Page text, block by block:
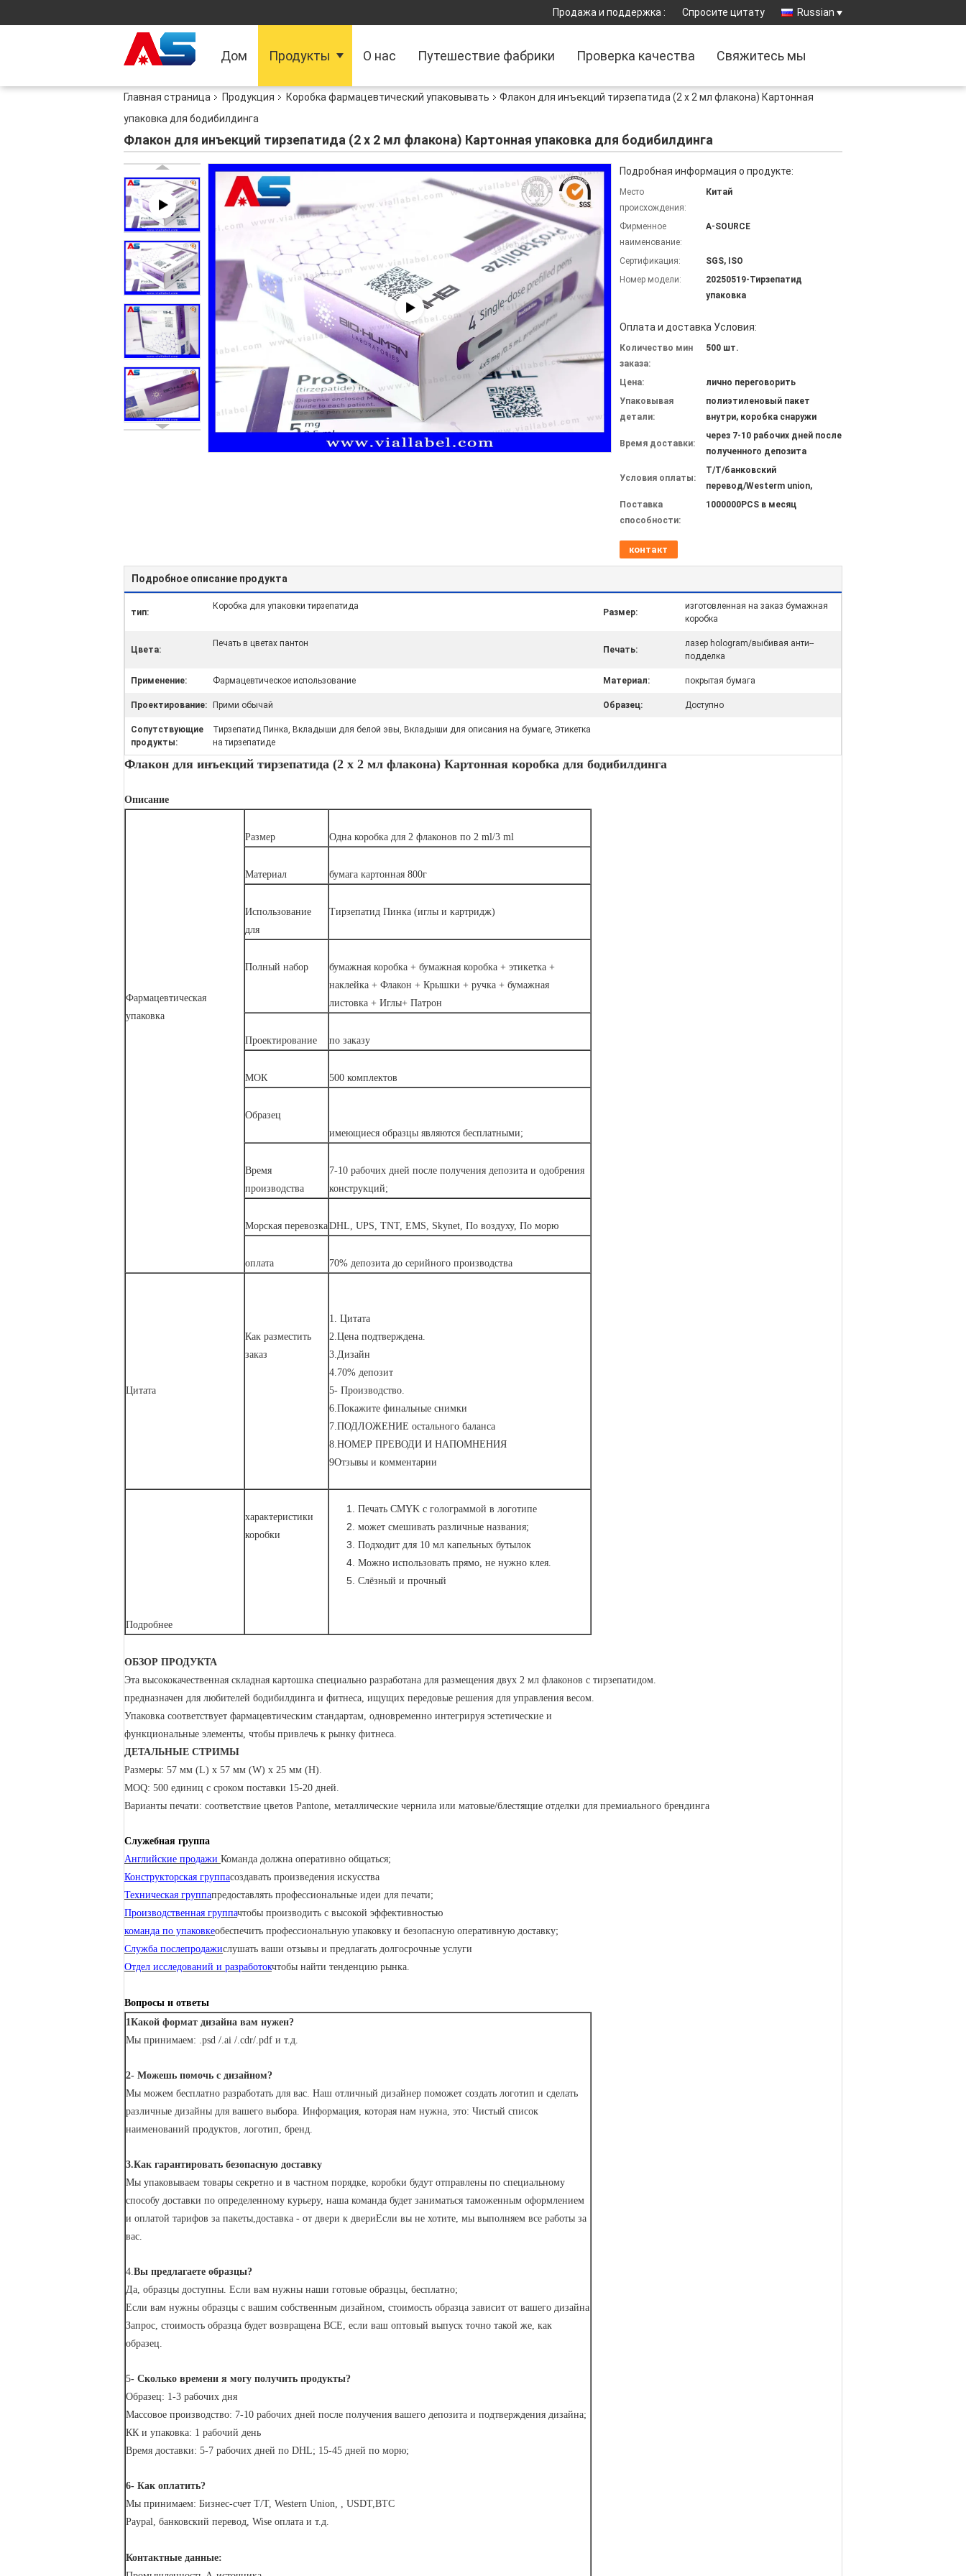
Продажа и поддержка : Спросите цитату Russian
Дом Продукты О нас Путешествие фабрики Проверка качества Свяжитесь мы
Главная страница Продукция Коробка фармацевтический упаковывать
Флакон для инъекций тирзепатида (2 х 2 мл флакона) Картонная
упаковка для бодибилдинга
Флакон для инъекций тирзепатида (2 х 2 мл флакона) Картонная упаковка для бодибилдинга
Подробная информация о продукте:
Место
происхождения:
Китай
Фирменное
наименование:
A-SOURCE
Сертификация:
SGS, ISO
Номер модели:
20250519-Тирзепатид
упаковка
Оплата и доставка Условия:
Количество мин
заказа:
500 шт.
Цена:
лично переговорить
Упаковывая
детали:
полиэтиленовый пакет
внутри, коробка снаружи
Время доставки:
через 7-10 рабочих дней после
полученного депозита
Условия оплаты:
T/T/банковский
перевод/Westerm union,
Поставка
способности:
1000000PCS в месяц
контакт
Подробное описание продукта
тип:
Коробка для упаковки тирзепатида
Размер:
изготовленная на заказ бумажная
коробка
Цвета:
Печать в цветах пантон
Печать:
лазер hologram/выбивая анти--
подделка
Применение: Фармацевтическое использование Материал: покрытая бумага
Проектирование: Прими обычай Образец: Доступно
Сопутствующие
продукты:
Тирзепатид Пинка, Вкладыши для белой эвы, Вкладыши для описания на бумаге, Этикетка
на тирзепатиде
Флакон для инъекций тирзепатида (2 х 2 мл флакона) Картонная коробка для бодибилдинга
Описание
Фармацевтическая
упаковка
Размер Одна коробка для 2 флаконов по 2 ml/3 ml
Материал бумага картонная 800г
Использование
для
Тирзепатид Пинка (иглы и картридж)
Полный набор
бумажная коробка + бумажная коробка + этикетка +
наклейка + Флакон + Крышки + ручка + бумажная
листовка + Иглы+ Патрон
Проектирование по заказу
МОК 500 комплектов
Образец
имеющиеся образцы являются бесплатными;
Время
производства
7-10 рабочих дней после получения депозита и одобрения
конструкций;
Морская перевозкаDHL, UPS, TNT, EMS, Skynet, По воздуху, По морю
оплата 70% депозита до серийного производства
Цитата
Как разместить
заказ
1. Цитата
2.Цена подтверждена.
3.Дизайн
4.70% депозит
5- Производство.
6.Покажите финальные снимки
7.ПОДЛОЖЕНИЕ остального баланса
8.НОМЕР ПРЕВОДИ И НАПОМНЕНИЯ
9Отзывы и комментарии
Подробнее
характеристики
коробки
Печать CMYK с голограммой в логотипе
может смешивать различные названия;
Подходит для 10 мл капельных бутылок
Можно использовать прямо, не нужно клея.
Слёзный и прочный
ОБЗОР ПРОДУКТА
Эта высококачественная складная картошка специально разработана для размещения двух 2 мл флаконов с тирзепатидом.
предназначен для любителей бодибилдинга и фитнеса, ищущих передовые решения для управления весом.
Упаковка соответствует фармацевтическим стандартам, одновременно интегрируя эстетические и
функциональные элементы, чтобы привлечь к рынку фитнеса.
ДЕТАЛЬНЫЕ СТРИМЫ
Размеры: 57 мм (L) x 57 мм (W) x 25 мм (H).
MOQ: 500 единиц с сроком поставки 15-20 дней.
Варианты печати: соответствие цветов Pantone, металлические чернила или матовые/блестящие отделки для премиального брендинга
Служебная группа
Английские продажи Команда должна оперативно общаться;
Конструкторская группасоздавать произведения искусства
Техническая группапредоставлять профессиональные идеи для печати;
Производственная группачтобы производить с высокой эффективностью
команда по упаковкеобеспечить профессиональную упаковку и безопасную оперативную доставку;
Служба послепродажислушать ваши отзывы и предлагать долгосрочные услуги
Отдел исследований и разработокчтобы найти тенденцию рынка.
Вопросы и ответы
1Какой формат дизайна вам нужен?
Мы принимаем: .psd /.ai /.cdr/.pdf и т.д.
2- Можешь помочь с дизайном?
Мы можем бесплатно разработать для вас. Наш отличный дизайнер поможет создать логотип и сделать
различные дизайны для вашего выбора. Информация, которая нам нужна, это: Чистый список
наименований продуктов, логотип, бренд.
3.Как гарантировать безопасную доставку
Мы упаковываем товары секретно и в частном порядке, коробки будут отправлены по специальному
способу доставки по определенному курьеру, наша команда будет заниматься таможенным оформлением
и оплатой тарифов за пакеты,доставка - от двери к двериЕсли вы не хотите, мы выполняем все работы за
вас.
4.Вы предлагаете образцы?
Да, образцы доступны. Если вам нужны наши готовые образцы, бесплатно;
Если вам нужны образцы с вашим собственным дизайном, стоимость образца зависит от вашего дизайна
Запрос, стоимость образца будет возвращена ВСЕ, если ваш оптовый выпуск точно такой же, как
образец.
5- Сколько времени я могу получить продукты?
Образец: 1-3 рабочих дня
Массовое производство: 7-10 рабочих дней после получения вашего депозита и подтверждения дизайна;
КК и упаковка: 1 рабочий день
Время доставки: 5-7 рабочих дней по DHL; 15-45 дней по морю;
6- Как оплатить?
Мы принимаем: Бизнес-счет T/T, Western Union, , USDT,BTC
Paypal, банковский перевод, Wise оплата и т.д.
Контактные данные: